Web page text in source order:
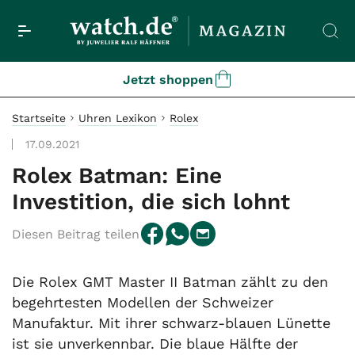
Jetzt shoppen
Startseite Uhren Lexikon Rolex
17.09.2021
Rolex Batman: Eine
Investition, die sich lohnt
Diesen Beitrag teilen
Die Rolex GMT Master II Batman zählt zu den
begehrtesten Modellen der Schweizer
Manufaktur. Mit ihrer schwarz-blauen Lünette
ist sie unverkennbar. Die blaue Hälfte der